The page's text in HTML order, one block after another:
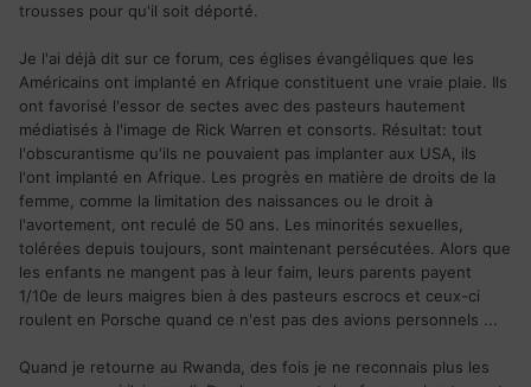
trousses pour qu'il soit déporté.
Je l'ai déjà dit sur ce forum, ces églises évangéliques que les
Américains ont implanté en Afrique constituent une vraie plaie. Ils
ont favorisé l'essor de sectes avec des pasteurs hautement
médiatisés à l'image de Rick Warren et consorts. Résultat: tout
l'obscurantisme qu'ils ne pouvaient pas implanter aux USA, ils
l'ont implanté en Afrique. Les progrès en matière de droits de la
femme, comme la limitation des naissances ou le droit à
l'avortement, ont reculé de 50 ans. Les minorités sexuelles,
tolérées depuis toujours, sont maintenant persécutées. Alors que
les enfants ne mangent pas à leur faim, leurs parents payent
1/10e de leurs maigres bien à des pasteurs escrocs et ceux-ci
roulent en Porsche quand ce n'est pas des avions personnels ...
Quand je retourne au Rwanda, des fois je ne reconnais plus les